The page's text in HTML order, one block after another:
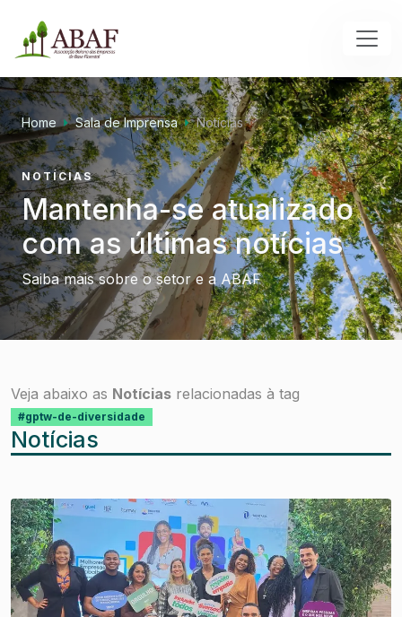
Home Sala de Imprensa Notícias
NOTÍCIAS
Mantenha-se atualizado
com as últimas notícias
Saiba mais sobre o setor e a ABAF
Veja abaixo as Notícias relacionadas à tag
#gptw-de-diversidade
Notícias